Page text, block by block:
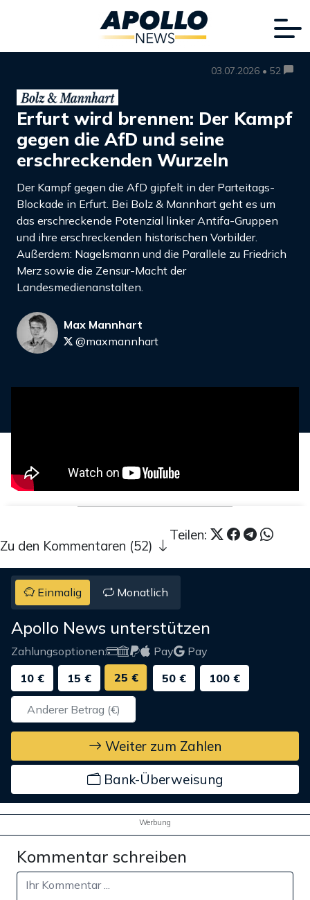
03.07.2026 • 52
Erfurt wird brennen: Der Kampf
gegen die AfD und seine
erschreckenden Wurzeln
Der Kampf gegen die AfD gipfelt in der Parteitags-
Blockade in Erfurt. Bei Bolz & Mannhart geht es um
das erschreckende Potenzial linker Antifa-Gruppen
und ihre erschreckenden historischen Vorbilder.
Außerdem: Nagelsmann und die Parallele zu Friedrich
Merz sowie die Zensur-Macht der
Landesmedienanstalten.
Max Mannhart
@maxmannhart
Teilen:
Zu den Kommentaren (52)
Einmalig Monatlich
Apollo News unterstützen
Zahlungsoptionen: Pay
Pay
10 €
15 € 25 € 50 € 100 €
Weiter zum Zahlen
Bank-Überweisung
Werbung
Kommentar schreiben